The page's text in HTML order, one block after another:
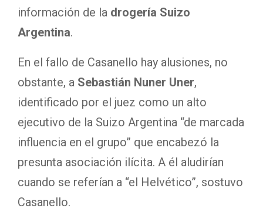
información de la drogería Suizo
Argentina.
En el fallo de Casanello hay alusiones, no
obstante, a Sebastián Nuner Uner,
identificado por el juez como un alto
ejecutivo de la Suizo Argentina “de marcada
influencia en el grupo” que encabezó la
presunta asociación ilícita. A él aludirían
cuando se referían a “el Helvético”, sostuvo
Casanello.